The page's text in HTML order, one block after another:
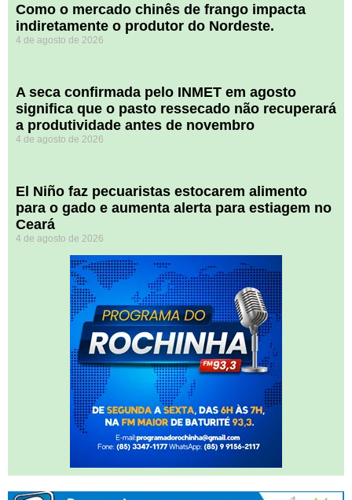
​Como o mercado chinês de frango impacta
indiretamente o produtor do Nordeste.
4 de agosto de 2026
A seca confirmada pelo INMET em agosto
significa que o pasto ressecado não recuperará
a produtividade antes de novembro
4 de agosto de 2026
El Niño faz pecuaristas estocarem alimento
para o gado e aumenta alerta para estiagem no
Ceará
4 de agosto de 2026